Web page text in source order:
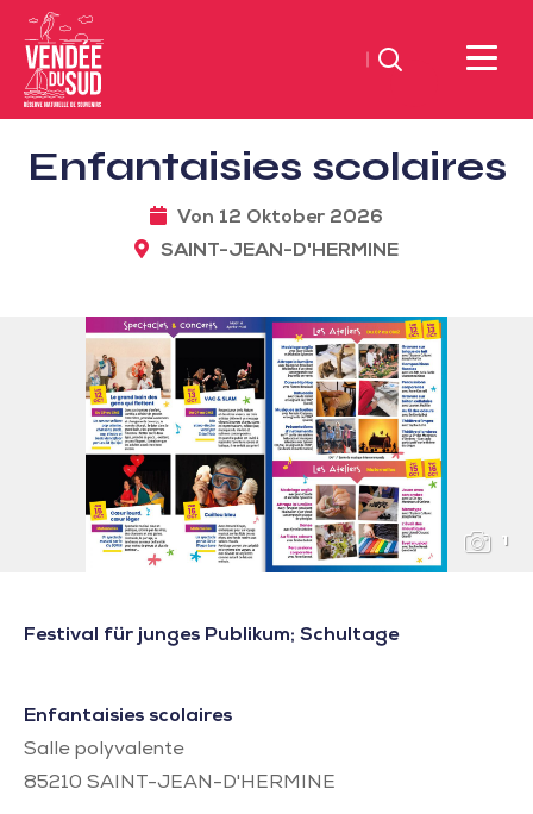
Sud
Vendée
Suchen
Enfantaisies scolaires
Von 12 Oktober 2026
SAINT-JEAN-D'HERMINE
1
Festival für junges Publikum; Schultage
Enfantaisies scolaires
Salle polyvalente
85210 SAINT-JEAN-D'HERMINE